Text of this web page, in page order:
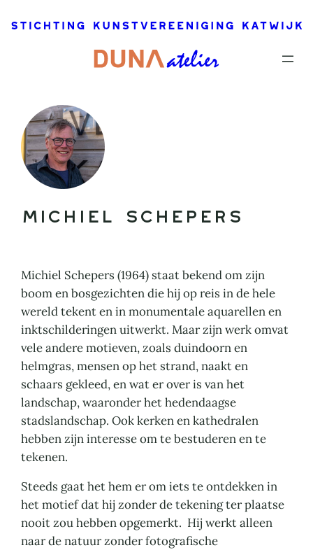
naar
Michiel Schepers
Michiel Schepers (1964) staat bekend om zijn
boom en bosgezichten die hij op reis in de hele
wereld tekent en in monumentale aquarellen en
inktschilderingen uitwerkt. Maar zijn werk omvat
vele andere motieven, zoals duindoorn en
helmgras, mensen op het strand, naakt en
schaars gekleed, en wat er over is van het
landschap, waaronder het hedendaagse
stadslandschap. Ook kerken en kathedralen
hebben zijn interesse om te bestuderen en te
tekenen.
Steeds gaat het hem er om iets te ontdekken in
het motief dat hij zonder de tekening ter plaatse
nooit zou hebben opgemerkt. Hij werkt alleen
naar de natuur zonder fotografische